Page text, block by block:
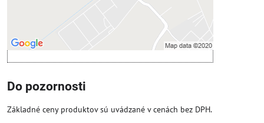
Otvoriť obsah v novom okne
Do pozornosti
Základné ceny produktov sú uvádzané v cenách bez DPH.